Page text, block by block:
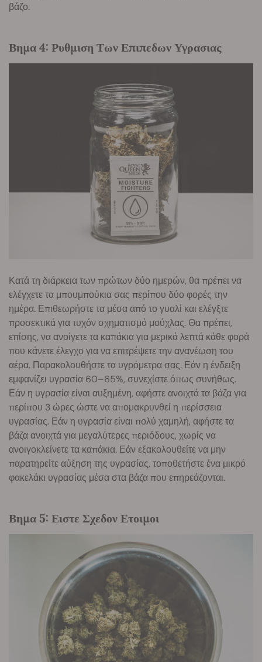
βάζο.
Βημα 4: Ρυθμιση Των Επιπεδων Υγρασιας
Κατά τη διάρκεια των πρώτων δύο ημερών, θα πρέπει να
ελέγχετε τα μπουμπούκια σας περίπου δύο φορές την
ημέρα. Επιθεωρήστε τα μέσα από το γυαλί και ελέγξτε
προσεκτικά για τυχόν σχηματισμό μούχλας. Θα πρέπει,
επίσης, να ανοίγετε τα καπάκια για μερικά λεπτά κάθε φορά
που κάνετε έλεγχο για να επιτρέψετε την ανανέωση του
αέρα. Παρακολουθήστε τα υγρόμετρα σας. Εάν η ένδειξη
εμφανίζει υγρασία 60–65%, συνεχίστε όπως συνήθως.
Εάν η υγρασία είναι αυξημένη, αφήστε ανοιχτά τα βάζα για
περίπου 3 ώρες ώστε να απομακρυνθεί η περίσσεια
υγρασίας. Εάν η υγρασία είναι πολύ χαμηλή, αφήστε τα
βάζα ανοιχτά για μεγαλύτερες περιόδους, χωρίς να
ανοιγοκλείνετε τα καπάκια. Εάν εξακολουθείτε να μην
παρατηρείτε αύξηση της υγρασίας, τοποθετήστε ένα μικρό
φακελάκι υγρασίας μέσα στα βάζα που επηρεάζονται.
Βημα 5: Ειστε Σχεδον Ετοιμοι